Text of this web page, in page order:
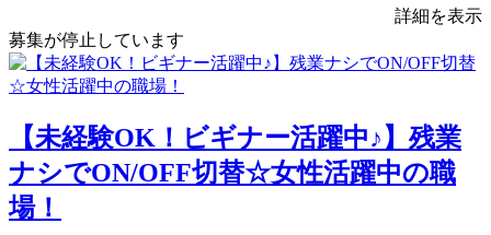
詳細を表示
募集が停止しています
【未経験OK！ビギナー活躍中♪】残業
ナシでON/OFF切替☆女性活躍中の職
場！